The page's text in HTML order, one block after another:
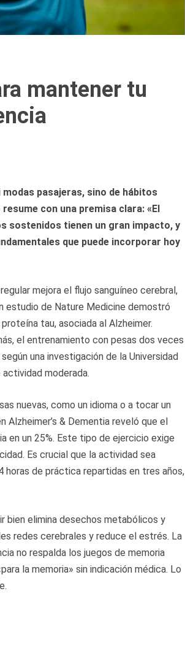
mantener tu
pasajeras, sino de hábitos
con una premisa clara: «El
sostenidos tienen un gran impacto, y
que puede incorporar hoy
mejora el flujo sanguíneo cerebral,
estudio de Nature Medicine demostró
tau, asociada al Alzheimer.
el entrenamiento con pesas dos veces
una investigación de la Universidad
moderada.
nuevas, como un idioma o a tocar un
& Dementia reveló que el
en un 25%. Este tipo de ejercicio exige
Es crucial que la actividad sea
horas de práctica repartidas en tres años,
bien elimina desechos metabólicos y
redes cerebrales y reduce el estrés. La
no respalda los juegos de memoria
la memoria» sin indicación médica. Lo